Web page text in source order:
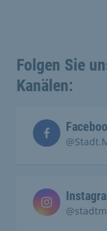
Folgen Sie
Kanälen: